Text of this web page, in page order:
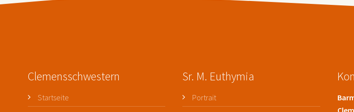
Clemensschwestern
Startseite
Sr. M. Euthymia
Portrait